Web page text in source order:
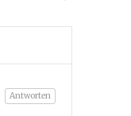
Antworten